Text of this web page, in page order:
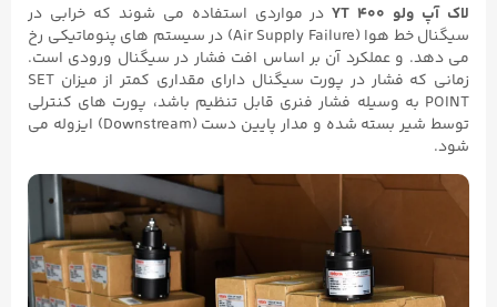
لاک آپ ولو
در مواردی استفاده می شوند که خرابی در
سیگنال خط هوا (Air Supply Failure) در سیستم های پنوماتیکی رخ
می دهد. و عملکرد آن بر اساس افت فشار در سیگنال ورودی است.
زمانی که فشار در پورت سیگنال دارای مقداری کمتر از میزان SET
POINT به وسیله فشار فنری قابل تنظیم باشد، پورت های کنترلی
توسط شیر بسته شده و مدار پایین دست (Downstream) ایزوله می
شود.